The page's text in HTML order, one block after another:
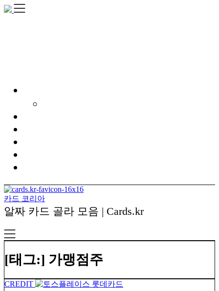
Skip
카드 코리아
알짜 카드 골라 모음 | Cards.kr
[태그:] 가맹점주
CREDIT